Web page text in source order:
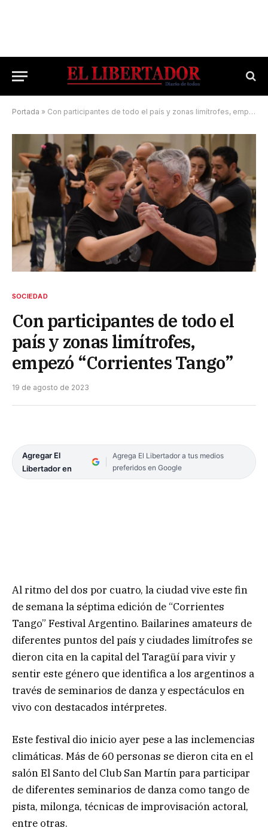
Portada » Con participantes de todo el país y zonas limítrofes, empezó “Corrientes Tango”
SOCIEDAD
Con participantes de todo el
país y zonas limítrofes,
empezó “Corrientes Tango”
19 de agosto de 2023
Agregar El
Libertador en
Agrega El Libertador a tus medios
preferidos en Google
Al ritmo del dos por cuatro, la ciudad vive este fin
de semana la séptima edición de “Corrientes
Tango” Festival Argentino. Bailarines amateurs de
diferentes puntos del país y ciudades limítrofes se
dieron cita en la capital del Taragüí para vivir y
sentir este género que identifica a los argentinos a
través de seminarios de danza y espectáculos en
vivo con destacados intérpretes.
Este festival dio inicio ayer pese a las inclemencias
climáticas. Más de 60 personas se dieron cita en el
salón El Santo del Club San Martín para participar
de diferentes seminarios de danza como tango de
pista, milonga, técnicas de improvisación actoral,
entre otras.